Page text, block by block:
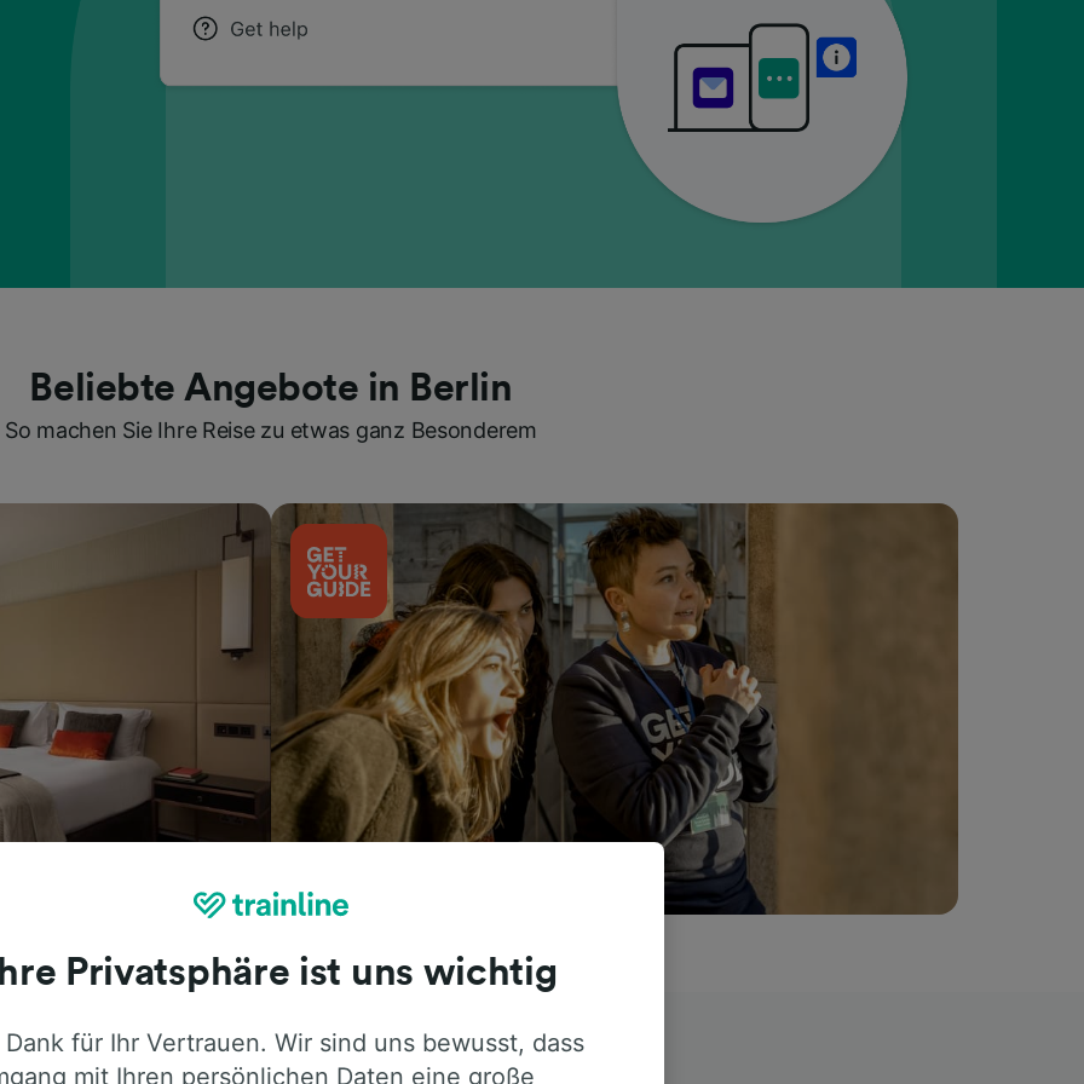
Beliebte Angebote in Berlin
So machen Sie Ihre Reise zu etwas ganz Besonderem
ehrliche Meinung von Trainline-Nutzern
Ihre Privatsphäre ist uns wichtig
für Ihr Vertrauen. Wir sind uns bewusst, dass
mit Ihren persönlichen Daten eine große